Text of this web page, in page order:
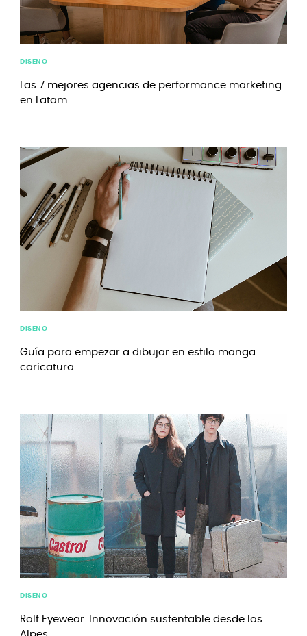
DISEÑO
Las 7 mejores agencias de performance marketing
en Latam
DISEÑO
Guía para empezar a dibujar en estilo manga
caricatura
DISEÑO
Rolf Eyewear: Innovación sustentable desde los